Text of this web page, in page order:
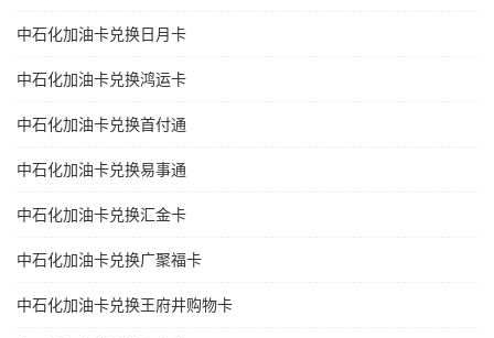
中石化加油卡兑换日月卡
中石化加油卡兑换鸿运卡
中石化加油卡兑换首付通
中石化加油卡兑换易事通
中石化加油卡兑换汇金卡
中石化加油卡兑换广聚福卡
中石化加油卡兑换王府井购物卡